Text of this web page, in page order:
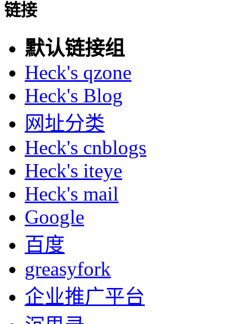
链接
默认链接组
Heck's qzone
Heck's Blog
网址分类
Heck's cnblogs
Heck's iteye
Heck's mail
Google
百度
greasyfork
企业推广平台